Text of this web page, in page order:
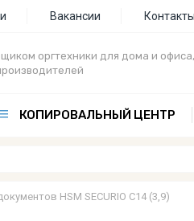
Вакансии Контакты
оргтехники для дома и офиса,
КОПИРОВАЛЬНЫЙ ЦЕНТР
HSM SECURIO C14 (3,9)